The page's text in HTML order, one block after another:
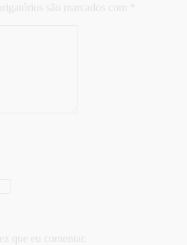
são marcados com
que eu comentar.